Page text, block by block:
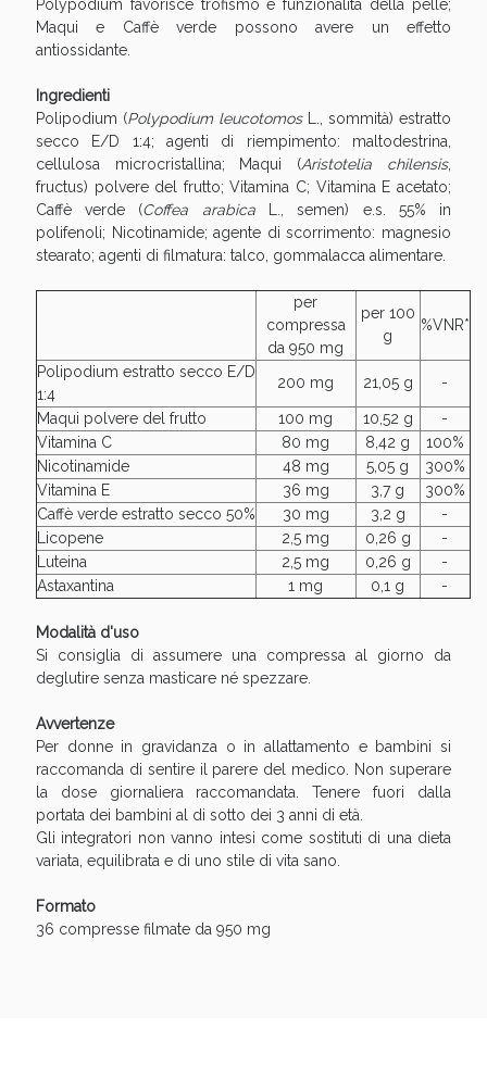
Polypodium favorisce trofismo e funzionalità della pelle;
Maqui e Caffè verde possono avere un effetto
antiossidante.
Ingredienti
Polipodium (Polypodium leucotomos
L., sommità) estratto
secco E/D 1:4; agenti di riempimento: maltodestrina,
cellulosa microcristallina; Maqui (Aristotelia chilensis,
fructus) polvere del frutto; Vitamina C; Vitamina E acetato;
Caffè verde (Coffea arabica
L., semen) e.s. 55% in
polifenoli; Nicotinamide; agente di scorrimento: magnesio
stearato; agenti di filmatura: talco, gommalacca alimentare.
per
compressa
da 950 mg
per 100
g
%VNR*
Polipodium estratto secco E/D
1:4
200 mg 21,05 g -
Maqui polvere del frutto 100 mg 10,52 g
-
Vitamina C
80 mg 8,42 g
100%
Nicotinamide
48 mg 5,05 g
300%
Vitamina E
36 mg 3,7 g
300%
Caffè verde estratto secco 50%
30 mg 3,2 g
-
Licopene
2,5 mg 0,26 g
-
Luteina
2,5 mg 0,26 g
-
Astaxantina
1 mg 0,1 g -
Modalità d'uso
Si consiglia di assumere una compressa al giorno da
deglutire senza masticare né spezzare.
Avvertenze
Per donne in gravidanza o in allattamento e bambini si
raccomanda di sentire il parere del medico. Non superare
la dose giornaliera raccomandata. Tenere fuori dalla
portata dei bambini al di sotto dei 3 anni di età.
Gli integratori non vanno intesi come sostituti di una dieta
variata, equilibrata e di uno stile di vita sano.
Formato
36 compresse filmate da 950 mg
Vie Urinarie e Prostata: Sconti fino al 45% oggi!
Benessere Intestinale: Sconto fino al 55% valido
oggi!